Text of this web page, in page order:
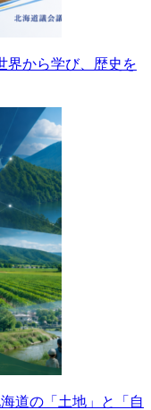
界から学び、歴史を
道の「土地」と「自